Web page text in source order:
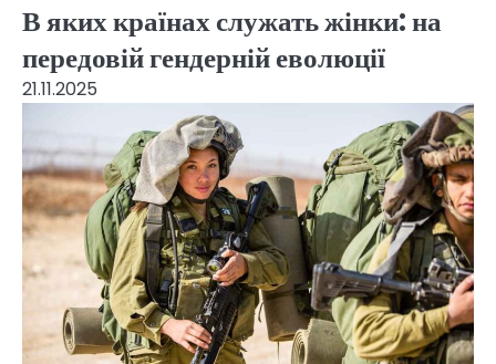
В яких країнах служать жінки: на
передовій гендерній еволюції
21.11.2025